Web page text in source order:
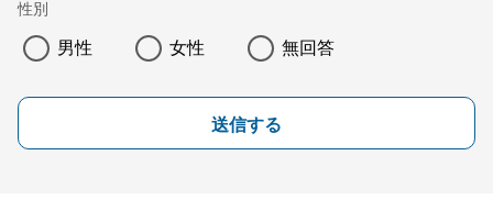
性別
男性 女性 無回答
送信する